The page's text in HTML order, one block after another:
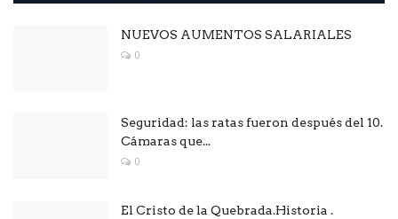
NUEVOS AUMENTOS SALARIALES
0
Seguridad: las ratas fueron después del 10.
Cámaras que...
0
El Cristo de la Quebrada.Historia .